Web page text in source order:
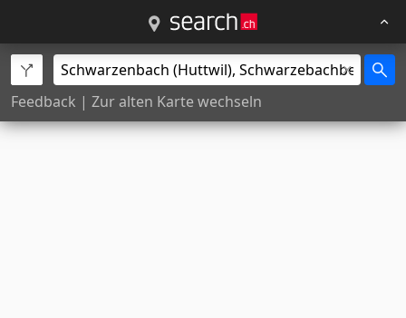
Feedback | Zur alten Karte wechseln